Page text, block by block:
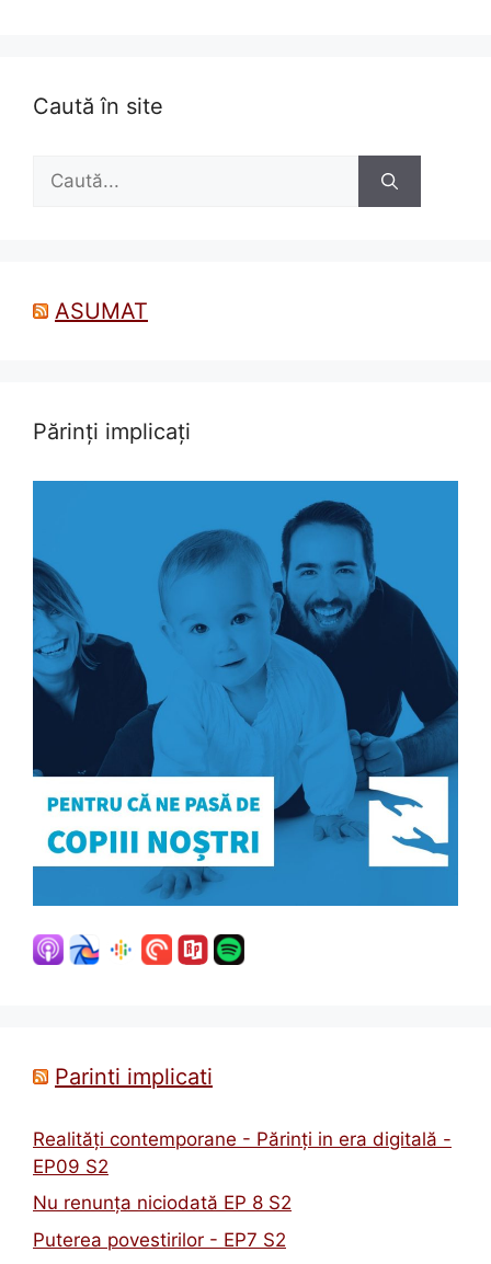
Caută în site
Caută
ASUMAT
Părinți implicați
Parinti implicati
Realități contemporane - Părinți in era digitală -
EP09 S2
Nu renunța niciodată EP 8 S2
Puterea povestirilor - EP7 S2